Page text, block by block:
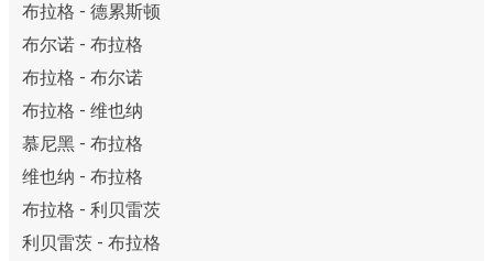
布拉格 - 德累斯顿
布尔诺 - 布拉格
布拉格 - 布尔诺
布拉格 - 维也纳
慕尼黑 - 布拉格
维也纳 - 布拉格
布拉格 - 利贝雷茨
利贝雷茨 - 布拉格